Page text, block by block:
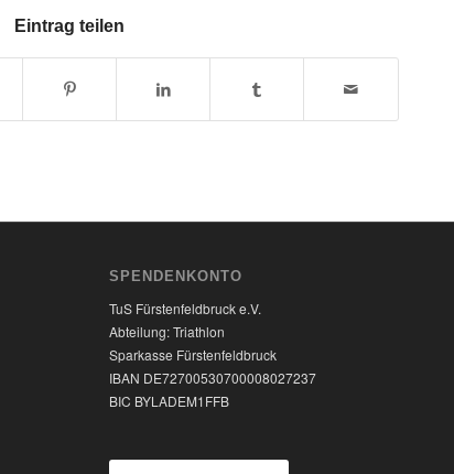
Eintrag teilen
SPENDENKONTO
TuS Fürstenfeldbruck e.V.
Abteilung: Triathlon
Sparkasse Fürstenfeldbruck
IBAN DE72700530700008027237
BIC BYLADEM1FFB